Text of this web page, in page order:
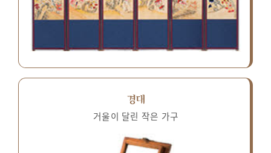
경대
거울이 달린 작은 가구